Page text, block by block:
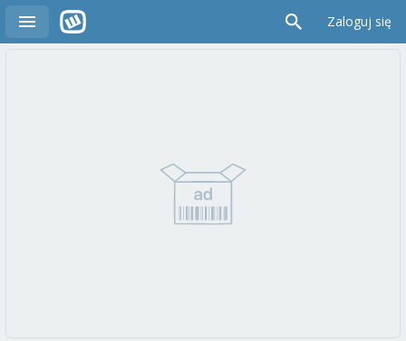
Zaloguj się